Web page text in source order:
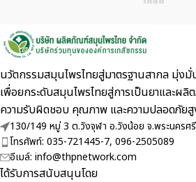
นวัตกรรมสมุนไพรไทยสู่มาตรฐานสากล มุ่
เพื่อยกระดับสมุนไพรไทยสู่การเป็นยาแล
ความรับผิดชอบ คุณภาพ และความปลอดภัย
130/149 หมู่ 3 ต.วังจุฬา อ.วังน้อย จ.พระนครศ
โทรศัพท์: 035-721445-7, 096-2505089
อีเมล์: info@thpnetwork.com
ได้รับการสนับสนุนโดย